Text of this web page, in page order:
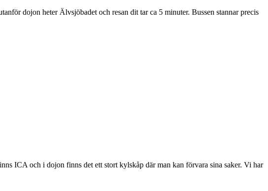
dojon heter Älvsjöbadet och resan dit tar ca 5 minuter. Bussen stannar precis
ICA och i dojon finns det ett stort kylskåp där man kan förvara sina saker. Vi har